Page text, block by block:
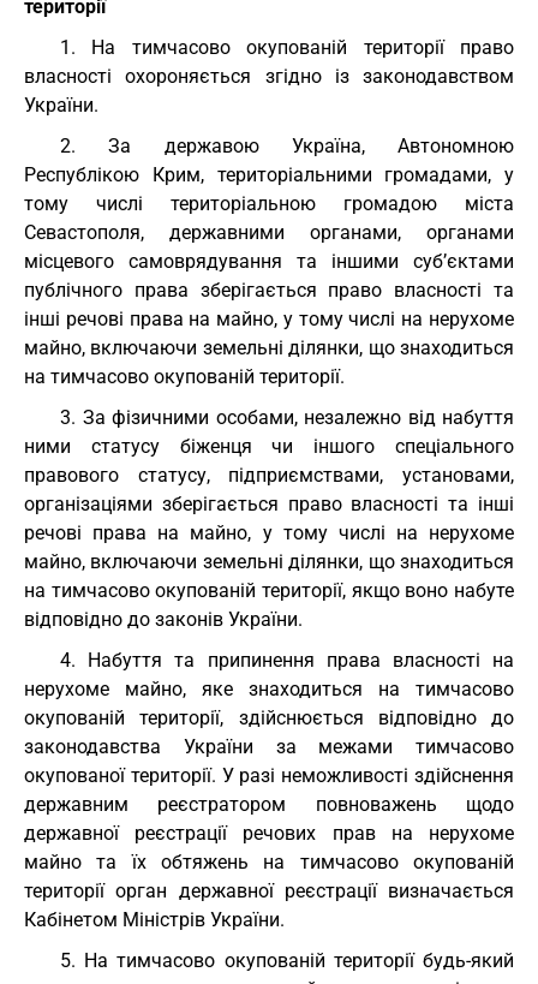
території
1. На тимчасово окупованій території право
власності охороняється згідно із законодавством
України.
2. За державою Україна, Автономною
Республікою Крим, територіальними громадами, у
тому числі територіальною громадою міста
Севастополя, державними органами, органами
місцевого самоврядування та іншими суб’єктами
публічного права зберігається право власності та
інші речові права на майно, у тому числі на нерухоме
майно, включаючи земельні ділянки, що знаходиться
на тимчасово окупованій території.
3. За фізичними особами, незалежно від набуття
ними статусу біженця чи іншого спеціального
правового статусу, підприємствами, установами,
організаціями зберігається право власності та інші
речові права на майно, у тому числі на нерухоме
майно, включаючи земельні ділянки, що знаходиться
на тимчасово окупованій території, якщо воно набуте
відповідно до законів України.
4. Набуття та припинення права власності на
нерухоме майно, яке знаходиться на тимчасово
окупованій території, здійснюється відповідно до
законодавства України за межами тимчасово
окупованої території. У разі неможливості здійснення
державним реєстратором повноважень щодо
державної реєстрації речових прав на нерухоме
майно та їх обтяжень на тимчасово окупованій
території орган державної реєстрації визначається
Кабінетом Міністрів України.
5. На тимчасово окупованій території будь-який